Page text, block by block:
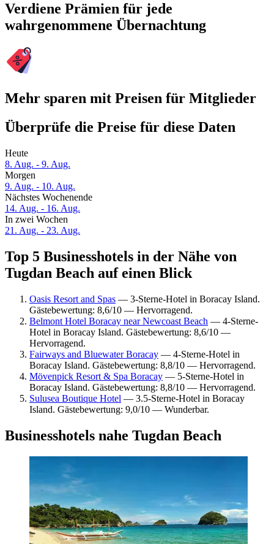
Verdiene Prämien für jede
wahrgenommene Übernachtung
Mehr sparen mit Preisen für Mitglieder
Überprüfe die Preise für diese Daten
Heute
8. Aug. - 9. Aug.
Morgen
9. Aug. - 10. Aug.
Nächstes Wochenende
14. Aug. - 16. Aug.
In zwei Wochen
21. Aug. - 23. Aug.
Top 5 Businesshotels in der Nähe von
Tugdan Beach auf einen Blick
Oasis Resort and Spas — 3-Sterne-Hotel in Boracay Island.
Gästebewertung: 8,6/10 — Hervorragend.
Belmont Hotel Boracay near Newcoast Beach — 4-Sterne-
Hotel in Boracay Island. Gästebewertung: 8,6/10 —
Hervorragend.
Fairways and Bluewater Boracay — 4-Sterne-Hotel in
Boracay Island. Gästebewertung: 8,8/10 — Hervorragend.
Mövenpick Resort & Spa Boracay — 5-Sterne-Hotel in
Boracay Island. Gästebewertung: 8,8/10 — Hervorragend.
Sulusea Boutique Hotel — 3.5-Sterne-Hotel in Boracay
Island. Gästebewertung: 9,0/10 — Wunderbar.
Businesshotels nahe Tugdan Beach